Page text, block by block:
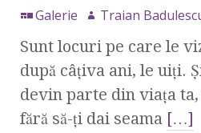
Galerie Traian
Sunt locuri pe care le
după câțiva ani, le uiți.
devin parte din viața
fără să-ți dai seama […]